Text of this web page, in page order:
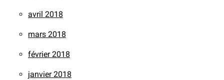
avril 2018
mars 2018
février 2018
janvier 2018